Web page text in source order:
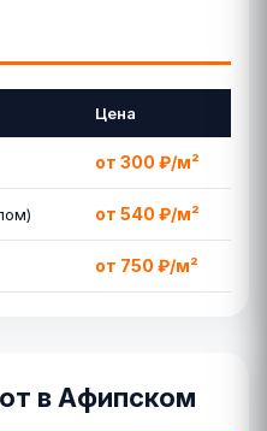
Цена
от 300 ₽/м²
от 540 ₽/м²
от 750 ₽/м²
в Афипском